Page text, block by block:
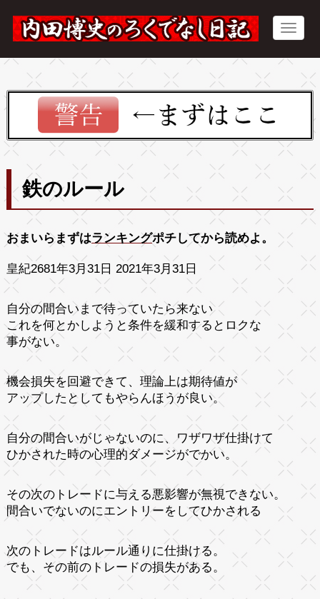
鉄のルール
おまいらまずはランキングポチしてから読めよ。
皇紀2681年3月31日 2021年3月31日
自分の間合いまで待っていたら来ない
これを何とかしようと条件を緩和するとロクな
事がない。
機会損失を回避できて、理論上は期待値が
アップしたとしてもやらんほうが良い。
自分の間合いがじゃないのに、ワザワザ仕掛けて
ひかされた時の心理的ダメージがでかい。
その次のトレードに与える悪影響が無視できない。
間合いでないのにエントリーをしてひかされる
次のトレードはルール通りに仕掛ける。
でも、その前のトレードの損失がある。